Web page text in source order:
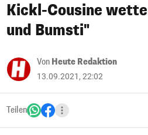
Kickl-Cousine
und Bumsti"
Von Heute Redaktion
13.09.2021, 22:02
Teilen